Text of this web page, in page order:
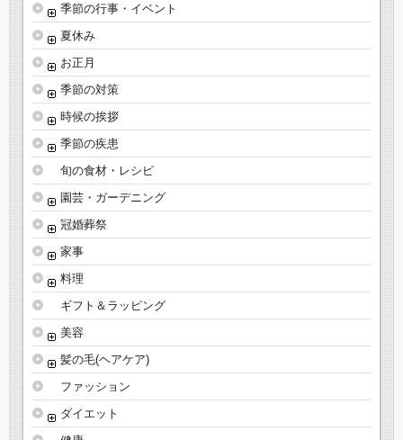
季節の行事・イベント
夏休み
お正月
季節の対策
時候の挨拶
季節の疾患
旬の食材・レシピ
園芸・ガーデニング
冠婚葬祭
家事
料理
ギフト＆ラッピング
美容
髪の毛(ヘアケア)
ファッション
ダイエット